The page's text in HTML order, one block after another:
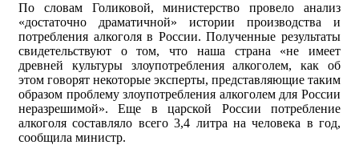
По словам Голиковой, министерство провело анализ
«достаточно драматичной» истории производства и
потреб­ления алкоголя в России. Полученные результаты
свидетельствуют о том, что наша страна «не имеет
древней культуры злоупотребления алкоголем, как об
этом говорят некоторые эксперты, представляющие таким
образом проблему злоупотребления алкоголем для России
неразрешимой». Еще в царской России потребление
алкоголя составляло всего 3,4 литра на человека в год,
сообщила министр.